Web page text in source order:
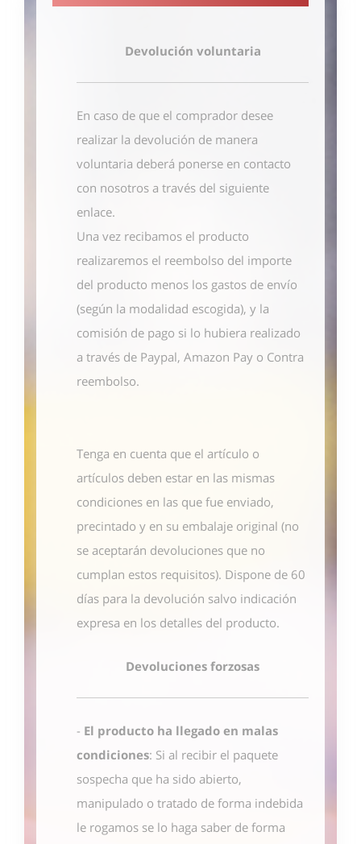
Devolución voluntaria
En caso de que el comprador desee
realizar la devolución de manera
voluntaria deberá ponerse en contacto
con nosotros a través del siguiente
enlace.
Una vez recibamos el producto
realizaremos el reembolso del importe
del producto menos los gastos de envío
(según la modalidad escogida), y la
comisión de pago si lo hubiera realizado
a través de Paypal, Amazon Pay o Contra
reembolso.
Tenga en cuenta que el artículo o
artículos deben estar en las mismas
condiciones en las que fue enviado,
precintado y en su embalaje original (no
se aceptarán devoluciones que no
cumplan estos requisitos). Dispone de 60
días para la devolución salvo indicación
expresa en los detalles del producto.
Devoluciones forzosas
- El producto ha llegado en malas
condiciones: Si al recibir el paquete
sospecha que ha sido abierto,
manipulado o tratado de forma indebida
le rogamos se lo haga saber de forma